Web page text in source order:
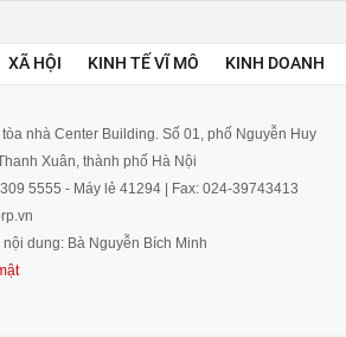
XÃ HỘI KINH TẾ VĨ MÔ KINH DOANH
nhà Center Building. Số 01, phố Nguyễn Huy
Xuân, thành phố Hà Nội
5555 - Máy lẻ 41294 | Fax: 024-39743413
dung: Bà Nguyễn Bích Minh